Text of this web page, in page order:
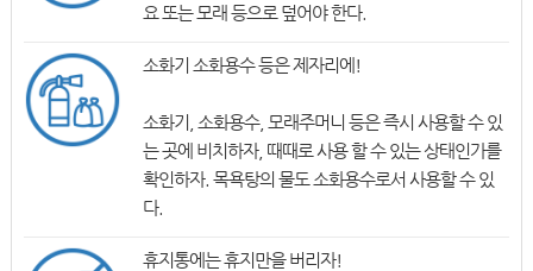
요 또는 모래 등으로 덮어야 한다.
소화기 소화용수 등은 제자리에!
소화기, 소화용수, 모래주머니 등은 즉시 사용할 수 있
는 곳에 비치하자, 때때로 사용 할 수 있는 상태인가를
확인하자. 목욕탕의 물도 소화용수로서 사용할 수 있
다.
휴지통에는 휴지만을 버리자!